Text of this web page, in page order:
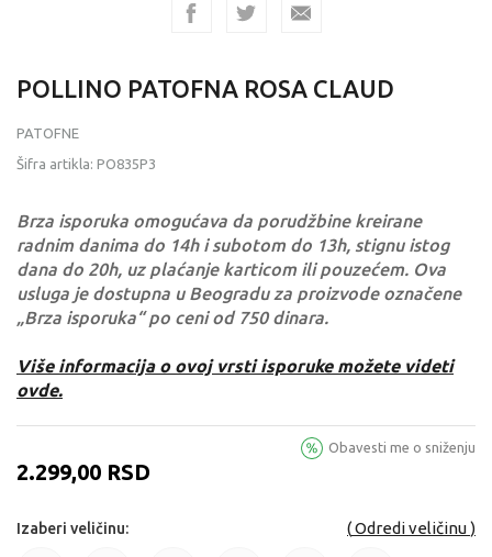
POLLINO PATOFNA ROSA CLAUD
PATOFNE
Šifra artikla: PO835P3
Brza isporuka omogućava da porudžbine kreirane
radnim danima do 14h i subotom do 13h, stignu istog
dana do 20h, uz plaćanje karticom ili pouzećem. Ova
usluga je dostupna u Beogradu za proizvode označene
„Brza isporuka“ po ceni od 750 dinara.
Više informacija o ovoj vrsti isporuke možete videti
ovde.
2.299,00 RSD
Obavesti me o sniženju
Odredi veličinu
Izaberi veličinu: